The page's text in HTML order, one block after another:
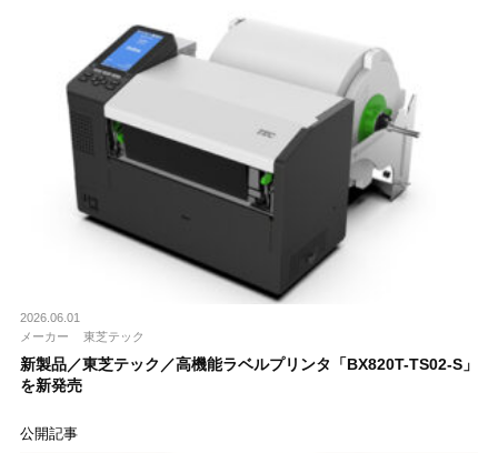
2026.06.01
メーカー
東芝テック
新製品／東芝テック／高機能ラベルプリンタ「BX820T-TS02-S」
を新発売
公開記事